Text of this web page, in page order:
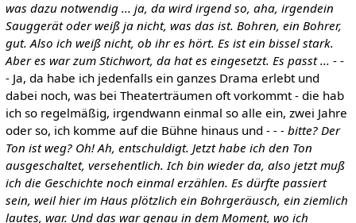
was dazu notwendig ... ja, da wird irgend so, aha, irgendein
Sauggerät oder weiß ja nicht, was das ist. Bohren, ein Bohrer,
gut. Also ich weiß nicht, ob ihr es hört. Es ist ein bissel stark.
Aber es war zum Stichwort, da hat es eingesetzt. Es passt ... - -
- Ja, da habe ich jedenfalls ein ganzes Drama erlebt und
dabei noch, was bei Theaterträumen oft vorkommt - die hab
ich so regelmäßig, irgendwann einmal so alle ein, zwei Jahre
oder so, ich komme auf die Bühne hinaus und - - - bitte? Der
Ton ist weg? Oh! Ah, entschuldigt. Jetzt habe ich den Ton
ausgeschaltet, versehentlich. Ich bin wieder da, also jetzt muß
ich die Geschichte noch einmal erzählen. Es dürfte passiert
sein, weil hier im Haus plötzlich ein Bohrgeräusch, ein ziemlich
lautes, war. Und das war genau in dem Moment, wo ich